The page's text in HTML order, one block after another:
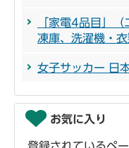
「家電4品目」
凍庫、洗濯機・衣
女子サッカー 日
お気に入り